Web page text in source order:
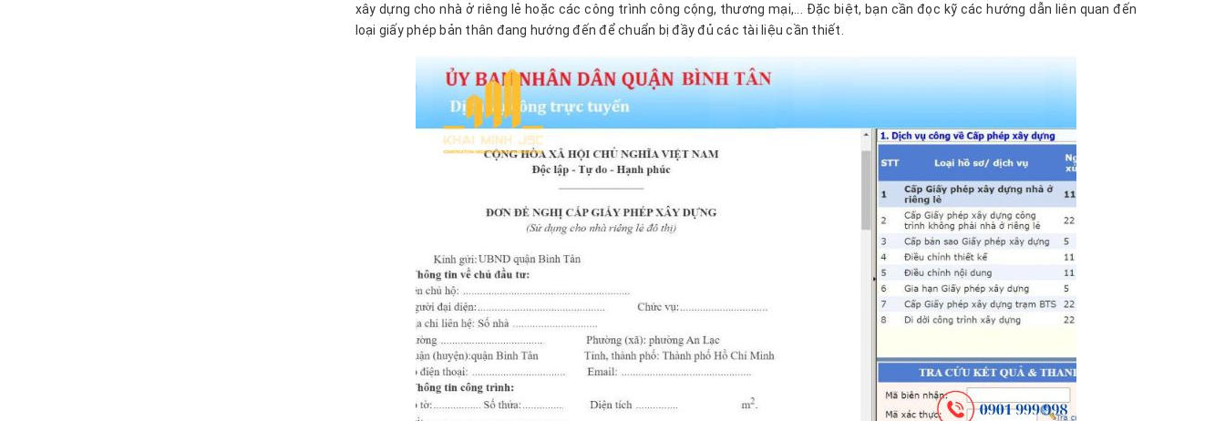
xây dựng cho nhà ở riêng lẻ hoặc các công trình công cộng, thương mại,... Đặc biệt, bạn cần đọc kỹ các hướng dẫn liên quan đến
loại giấy phép bản thân đang hướng đến để chuẩn bị đầy đủ các tài liệu cần thiết.